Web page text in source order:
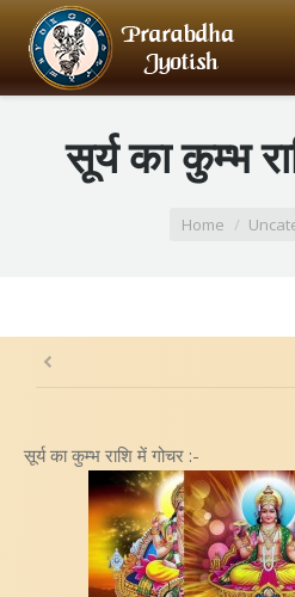
सूर्य का कुम्भ
Home
सूर्य का कुम्भ राशि में गोचर :-